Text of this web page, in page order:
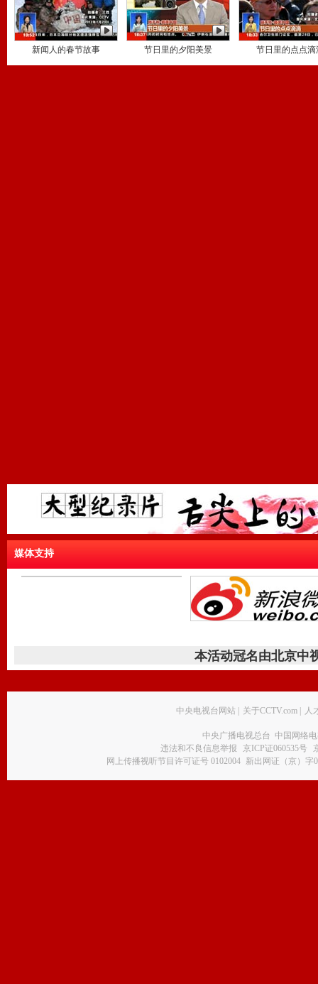
新闻人的春节故事 节日里的夕阳美景 节日里的点点滴
媒体支持
本活动冠名由北京中
中央电视台网站 关于CCTV.com 人
中央广播电视总台 中国网络
违法和不良信息举报
京ICP证060535号
网上传播视听节目许可证号 0102004 新出网证（京）